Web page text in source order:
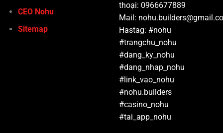
CEO Nohu
Sitemap
thoại: 0966677889
Mail:
Hastag: #nohu
#trangchu_nohu
#dang_ky_nohu
#dang_nhap_nohu
#link_vao_nohu
#nohu.builders
#casino_nohu
#tai_app_nohu